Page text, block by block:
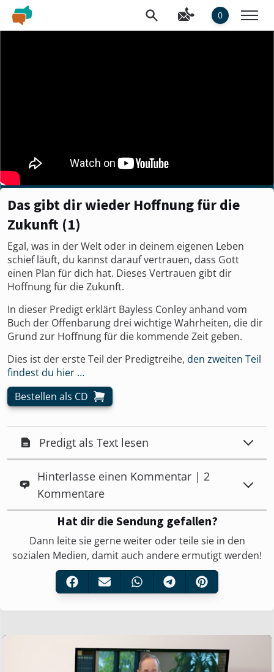
0
Das gibt dir wieder Hoffnung für die
Zukunft (1)
Egal, was in der Welt oder in deinem eigenen Leben
schief läuft, du kannst darauf vertrauen, dass Gott
einen Plan für dich hat. Dieses Vertrauen gibt dir
Hoffnung für die Zukunft.
In dieser Predigt erklärt Bayless Conley anhand vom
Buch der Offenbarung drei wichtige Wahrheiten, die dir
Grund zur Hoffnung für die kommende Zeit geben.
Dies ist der erste Teil der Predigtreihe, den zweiten Teil
findest du hier …
Bestellen als CD
Predigt als Text lesen
Hinterlasse einen Kommentar | 2
Kommentare
Hat dir die Sendung gefallen?
Dann leite sie gerne weiter oder teile sie in den
sozialen Medien, damit auch andere ermutigt werden!